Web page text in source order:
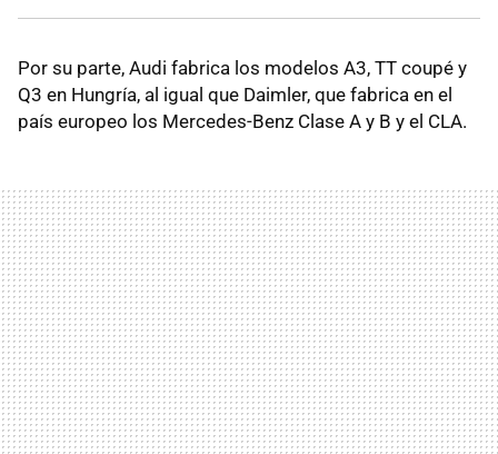
Por su parte, Audi fabrica los modelos A3, TT coupé y
Q3 en Hungría, al igual que Daimler, que fabrica en el
país europeo los Mercedes-Benz Clase A y B y el CLA.